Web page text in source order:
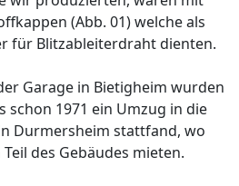
(Abb. 01) welche als
für Blitzableiterdraht dienten.
Garage in Bietigheim wurden
schon 1971 ein Umzug in die
Durmersheim stattfand, wo
des Gebäudes mieten.